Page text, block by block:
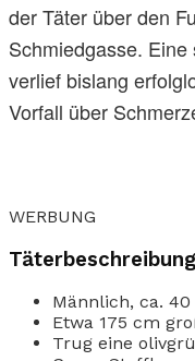
der Täter über den
Schmiedgasse.
verlief bislang
Vorfall über
WERBUNG
Männlich, ca.
Etwa 175 cm
Trug eine